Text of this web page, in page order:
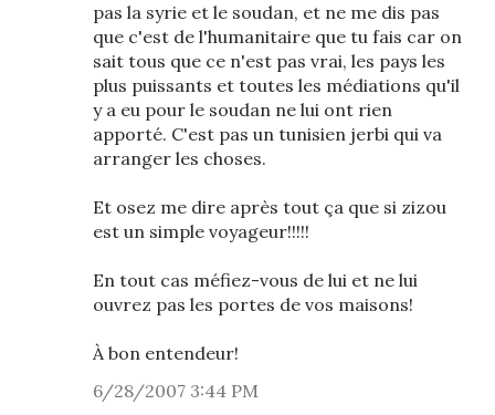
pas la syrie et le soudan, et ne me dis pas
que c'est de l'humanitaire que tu fais car on
sait tous que ce n'est pas vrai, les pays les
plus puissants et toutes les médiations qu'il
y a eu pour le soudan ne lui ont rien
apporté. C'est pas un tunisien jerbi qui va
arranger les choses.
Et osez me dire après tout ça que si zizou
est un simple voyageur!!!!!
En tout cas méfiez-vous de lui et ne lui
ouvrez pas les portes de vos maisons!
À bon entendeur!
6/28/2007 3:44 PM